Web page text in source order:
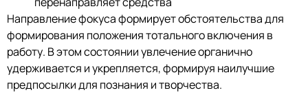
Направление фокуса формирует обстоятельства для
формирования положения тотального включения в
работу. В этом состоянии увлечение органично
удерживается и укрепляется, формируя наилучшие
предпосылки для познания и творчества.